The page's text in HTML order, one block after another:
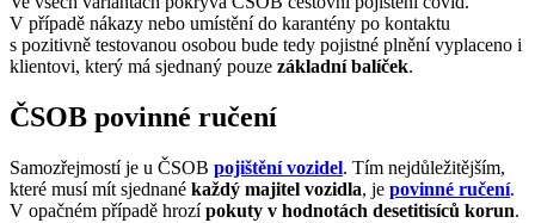
V případě nákazy nebo umístění do karantény po kontaktu
s pozitivně testovanou osobou bude tedy pojistné plnění vyplaceno i
klientovi, který má sjednaný pouze základní balíček.
ČSOB povinné ručení
Samozřejmostí je u ČSOB pojištění vozidel. Tím nejdůležitějším,
které musí mít sjednané každý majitel vozidla, je povinné ručení.
V opačném případě hrozípokuty v hodnotách desetitisíců korun.